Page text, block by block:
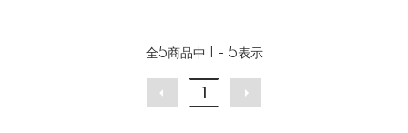
全5商品中 1 - 5表示